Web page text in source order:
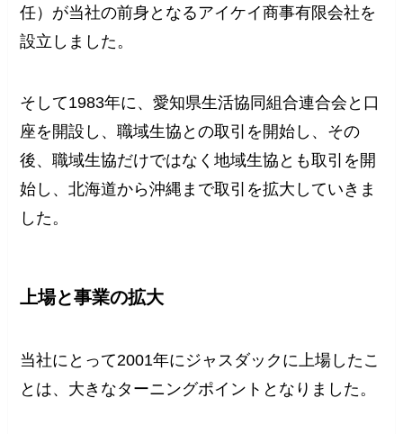
任）が当社の前身となるアイケイ商事有限会社を
設立しました。
そして1983年に、愛知県生活協同組合連合会と口
座を開設し、職域生協との取引を開始し、その
後、職域生協だけではなく地域生協とも取引を開
始し、北海道から沖縄まで取引を拡大していきま
した。
上場と事業の拡大
当社にとって2001年にジャスダックに上場したこ
とは、大きなターニングポイントとなりました。